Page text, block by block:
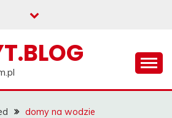
domy na wodzie